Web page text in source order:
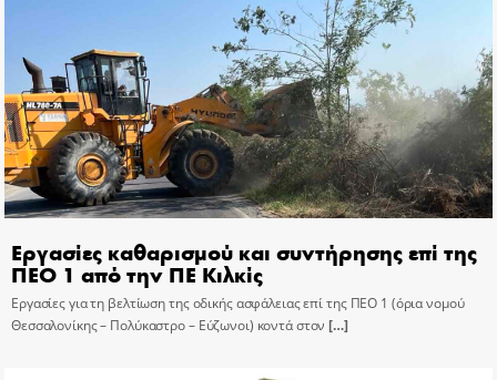
Εργασίες καθαρισμού και συντήρησης επί της
ΠΕΟ 1 από την ΠΕ Κιλκίς
Εργασίες για τη βελτίωση της οδικής ασφάλειας επί της ΠΕΟ 1 (όρια νομού
Θεσσαλονίκης – Πολύκαστρο – Εύζωνοι) κοντά στον […]